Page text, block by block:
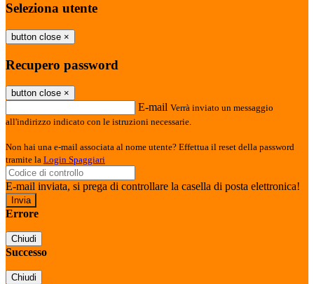
Seleziona utente
button close ×
Recupero password
button close ×
E-mail Verrà inviato un messaggio
all'indirizzo indicato con le istruzioni necessarie.
Non hai una e-mail associata al nome utente? Effettua il reset della password
tramite la Login Spaggiari
E-mail inviata, si prega di controllare la casella di posta elettronica!
Errore
Chiudi
Successo
Chiudi